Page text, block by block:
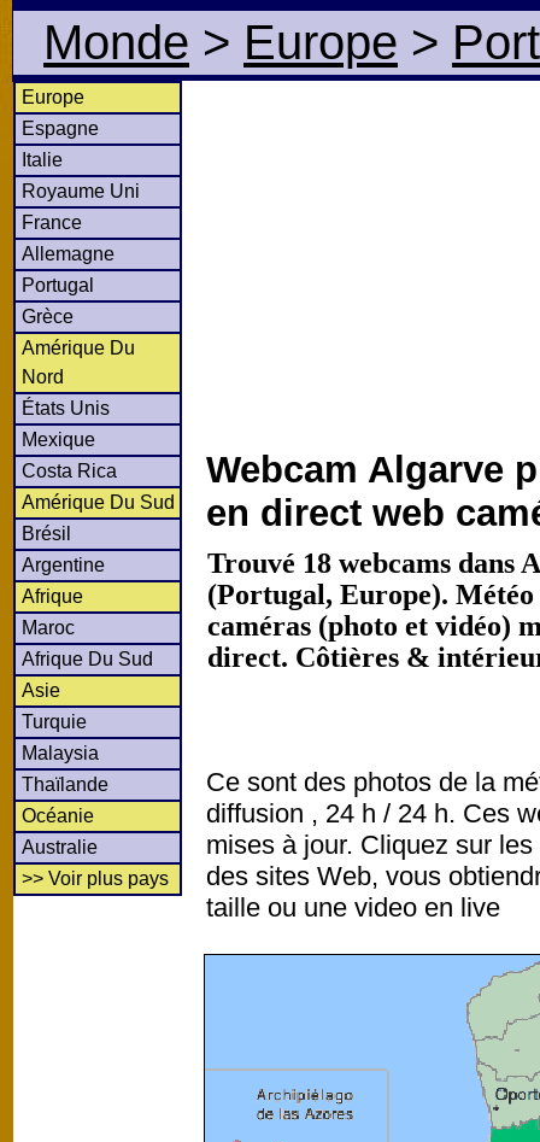
Monde > Europe >
Europe
Espagne
Italie
Royaume Uni
France
Allemagne
Portugal
Grèce
Amérique Du
Nord
États Unis
Mexique
Costa Rica
Amérique Du Sud
Brésil
Argentine
Afrique
Maroc
Afrique Du Sud
Asie
Turquie
Malaysia
Thaïlande
Océanie
Australie
>> Voir plus pays
Webcam Algarve
en direct web
Trouvé 18 webcams dans
(Portugal, Europe).
caméras (photo et vidéo)
direct. Côtières &
Ce sont des photos de la
diffusion , 24 h / 24 h. Ces
mises à jour. Cliquez sur
des sites Web, vous
taille ou une video en live